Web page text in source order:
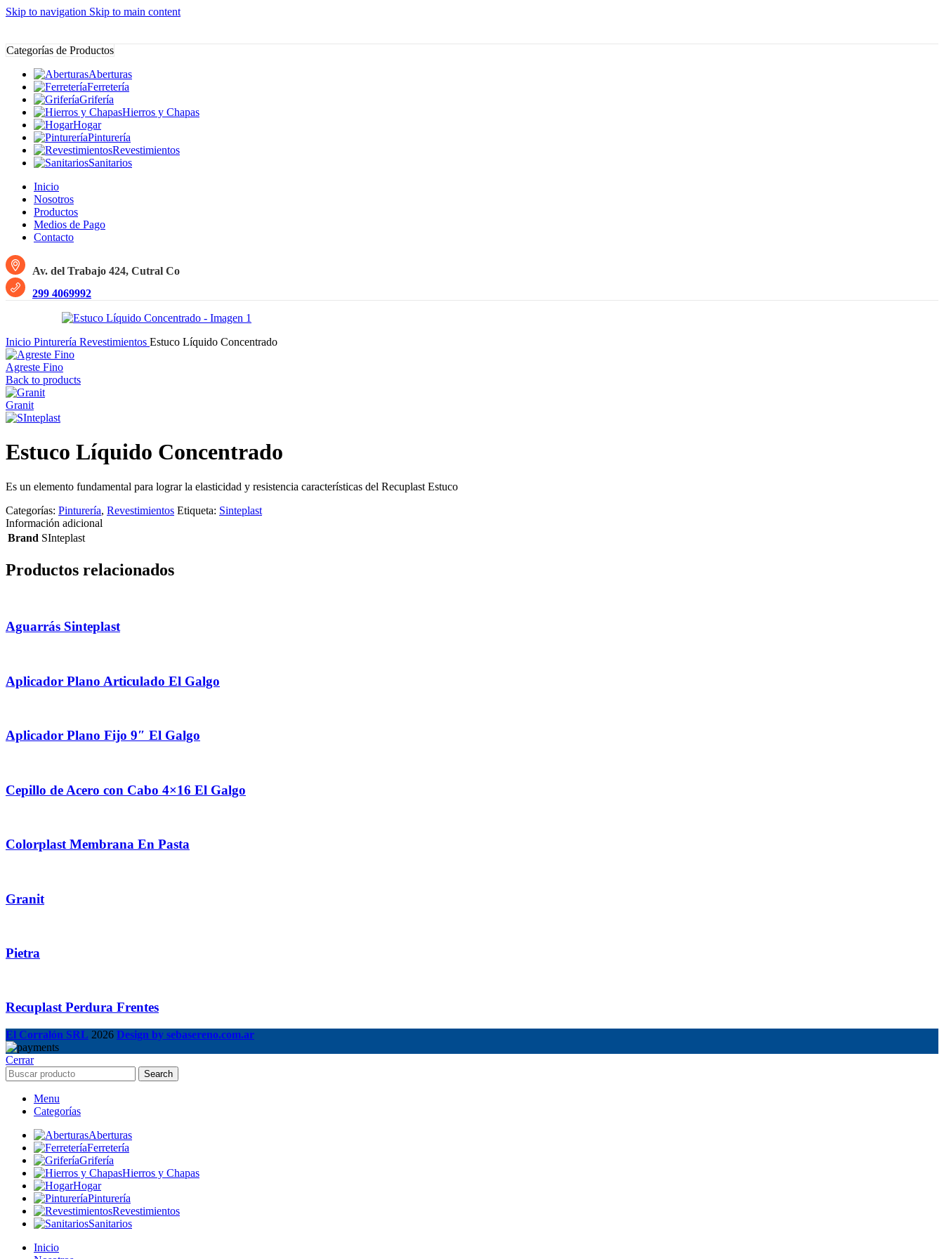
Skip to navigation Skip to main content
Categorías de Productos
Aberturas
Ferretería
Grifería
Hierros y Chapas
Hogar
Pinturería
Revestimientos
Sanitarios
Inicio
Nosotros
Productos
Medios de Pago
Contacto
Av. del Trabajo 424, Cutral Co
299 4069992
Inicio Pinturería Revestimientos Estuco Líquido Concentrado
Agreste Fino
Back to products
Granit
Estuco Líquido Concentrado
Es un elemento fundamental para lograr la elasticidad y resistencia características del Recuplast Estuco
Categorías: Pinturería, Revestimientos Etiqueta: Sinteplast
Información adicional
Brand SInteplast
Productos relacionados
Aguarrás Sinteplast
Aplicador Plano Articulado El Galgo
Aplicador Plano Fijo 9″ El Galgo
Cepillo de Acero con Cabo 4×16 El Galgo
Colorplast Membrana En Pasta
Granit
Pietra
Recuplast Perdura Frentes
El Corralón SRL 2026 Design by sebasereno.com.ar
Cerrar
Search
Menu
Categorías
Aberturas
Ferretería
Grifería
Hierros y Chapas
Hogar
Pinturería
Revestimientos
Sanitarios
Inicio